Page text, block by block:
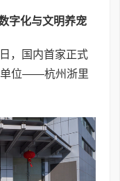
字化与文明养宠
，国内首家正式
单位——杭州浙里